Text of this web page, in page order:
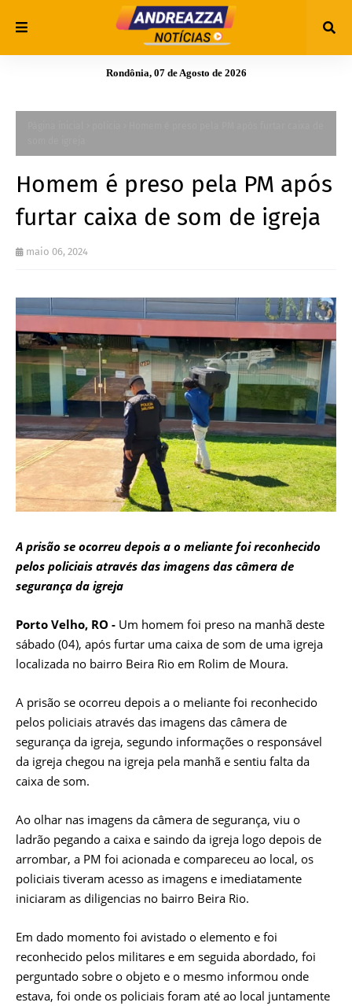
Rondônia, 07 de Agosto de 2026
Homem é preso pela PM após
furtar caixa de som de igreja
maio 06, 2024
A prisão se ocorreu depois a o meliante foi reconhecido
pelos policiais através das imagens das câmera de
segurança da igreja
Porto Velho, RO - Um homem foi preso na manhã deste
sábado (04), após furtar uma caixa de som de uma igreja
localizada no bairro Beira Rio em Rolim de Moura.
A prisão se ocorreu depois a o meliante foi reconhecido
pelos policiais através das imagens das câmera de
segurança da igreja, segundo informações o responsável
da igreja chegou na igreja pela manhã e sentiu falta da
caixa de som.
Ao olhar nas imagens da câmera de segurança, viu o
ladrão pegando a caixa e saindo da igreja logo depois de
arrombar, a PM foi acionada e compareceu ao local, os
policiais tiveram acesso as imagens e imediatamente
iniciaram as diligencias no bairro Beira Rio.
Em dado momento foi avistado o elemento e foi
reconhecido pelos militares e em seguida abordado, foi
perguntado sobre o objeto e o mesmo informou onde
estava, foi onde os policiais foram até ao local juntamente